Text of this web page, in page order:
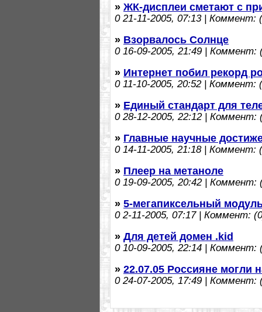
» ЖК-дисплеи сметают с
021-11-2005, 07:13 | Коммент:
» Взорвалось Солнце
016-09-2005, 21:49 | Коммент:
» Интернет побил рекорд
011-10-2005, 20:52 | Коммент:
» Единый стандарт для
028-12-2005, 22:12 | Коммент:
» Главные научные
014-11-2005, 21:18 | Коммент:
» Плеер на метаноле
019-09-2005, 20:42 | Коммент:
» 5-мегапиксельный
02-11-2005, 07:17 | Коммент:
» Для детей домен .kid
010-09-2005, 22:14 | Коммент:
» 22.07.05 Россияне могли
024-07-2005, 17:49 | Коммент: